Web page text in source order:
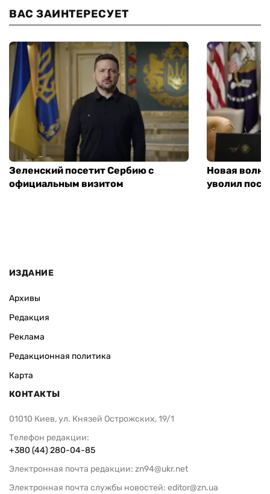
ВАС ЗАИНТЕРЕСУЕТ
Зеленский посетит Сербию с
официальным визитом
Новая
уволил
ИЗДАНИЕ
Архивы
Редакция
Реклама
Редакционная политика
Карта
КОНТАКТЫ
01010 Киев, ул. Князей Острожских, 19/1
Телефон редакции:
+380 (44) 280-04-85
Электронная почта редакции: zn94@ukr.net
Электронная почта службы новостей: editor@zn.ua